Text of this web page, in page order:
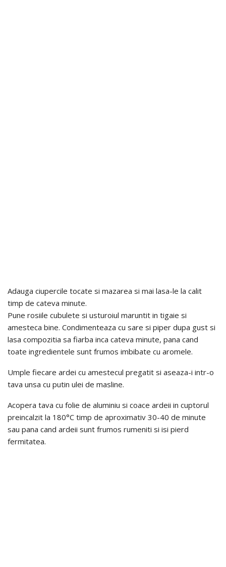
Adauga ciupercile tocate si mazarea si mai lasa-le la calit
timp de cateva minute.
Pune rosiile cubulete si usturoiul maruntit in tigaie si
amesteca bine. Condimenteaza cu sare si piper dupa gust si
lasa compozitia sa fiarba inca cateva minute, pana cand
toate ingredientele sunt frumos imbibate cu aromele.
Umple fiecare ardei cu amestecul pregatit si aseaza-i intr-o
tava unsa cu putin ulei de masline.
Acopera tava cu folie de aluminiu si coace ardeii in cuptorul
preincalzit la 180°C timp de aproximativ 30-40 de minute
sau pana cand ardeii sunt frumos rumeniti si isi pierd
fermitatea.